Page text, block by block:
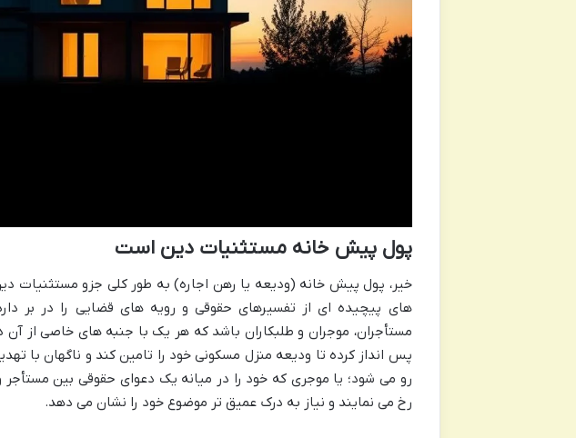
پول پیش خانه مستثنیات دین است
خیر، پول پیش خانه (ودیعه یا رهن اجاره) به طور کلی جزو مستثنیات
های پیچیده ای از تفسیرهای حقوقی و رویه های قضایی را در بر
مستأجران، موجران و طلبکاران باشد که هر یک با جنبه های خاصی از
پس انداز کرده تا ودیعه منزل مسکونی خود را تامین کند و ناگهان با
رو می شود؛ یا موجری که خود را در میانه یک دعوای حقوقی بین مستأجر
رخ می نمایند و نیاز به درک عمیق تر موضوع خود را نشان می دهد.